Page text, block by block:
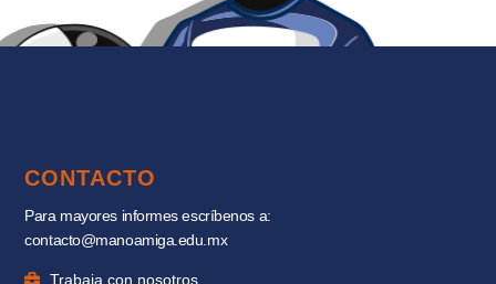
CONTACTO
Para mayores informes escríbenos a:
contacto@manoamiga.edu.mx
Trabaja con nosotros